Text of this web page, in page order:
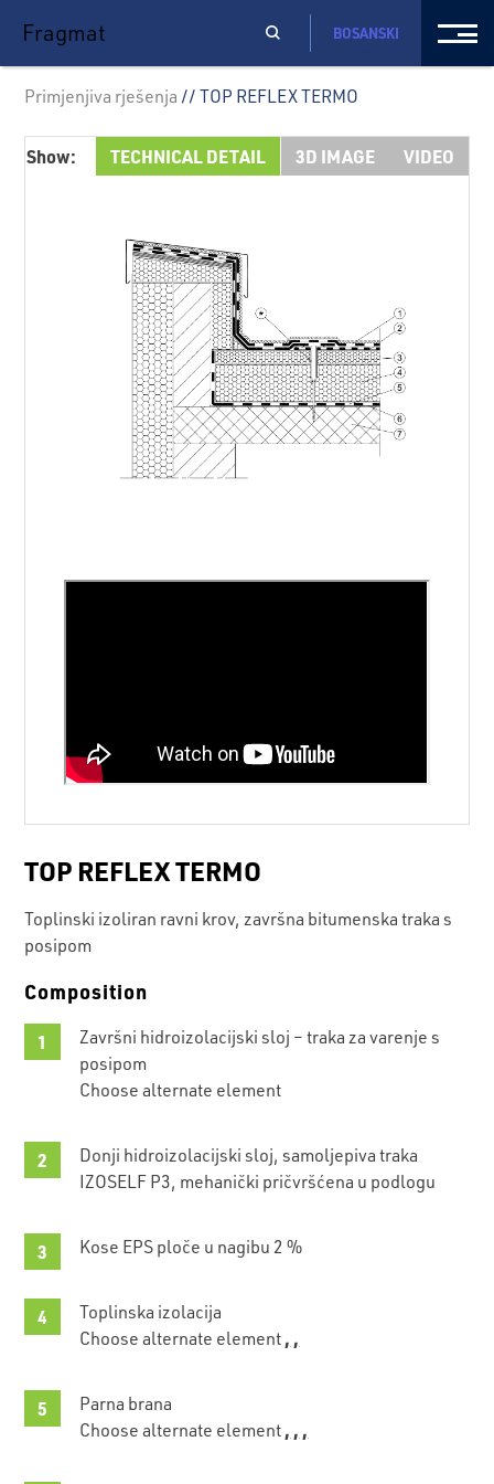
Fragmat BOSANSKI
Primjenjiva rješenja // TOP REFLEX TERMO
Show: TECHNICAL DETAIL 3D IMAGE VIDEO
TOP REFLEX TERMO
Toplinski izoliran ravni krov, završna bitumenska traka s
posipom
Composition
Završni hidroizolacijski sloj – traka za varenje s
posipom
Choose alternate element
Donji hidroizolacijski sloj, samoljepiva traka
IZOSELF P3, mehanički pričvršćena u podlogu
Kose EPS ploče u nagibu 2 %
Toplinska izolacija
Choose alternate element , ,
Parna brana
Choose alternate element , , ,